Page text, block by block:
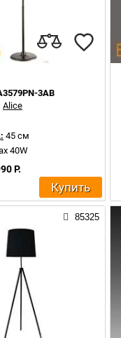
3AB
Alice
45 см
40W
Р.
Купить
85325